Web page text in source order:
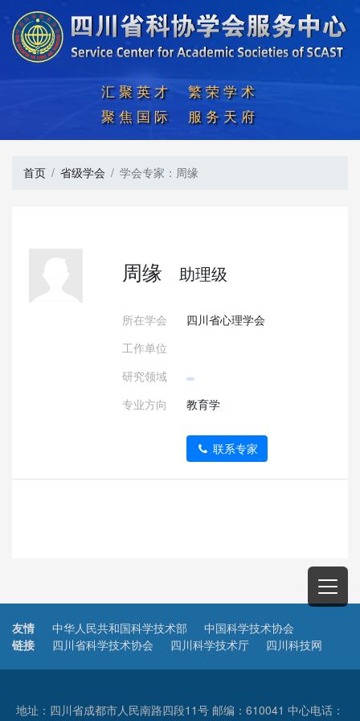
汇聚英才  繁荣学术
聚焦国际  服务天府
首页 省级学会 学会专家：周缘
周缘 助理级
所在学会
四川省心理学会
工作单位
研究领域
专业方向
教育学
联系专家
友情
链接
中华人民共和国科学技术部
中国科学技术协会
四川省科学技术协会
四川科学技术厅 四川科技网
地址：四川省成都市人民南路四段11号 邮编：610041 中心电话：